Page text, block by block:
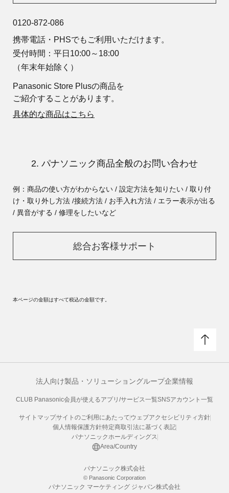
0120-872-086
携帯電話・PHSでもご利用いただけます。
受付時間：平日10:00～18:00
（年末年始除く）
Panasonic Store Plusの商品を
ご紹介することがあります。
具体的な商品はこちら
2. パナソニック商品全般のお問い合わせ
例：商品の使い方がわからない / 設定方法を知りたい / 取り付
け・取り外し方法 /接続方法 / お手入れ方法 / エラー表示が出る
/ 異音がする / 修理をしたいなど
総合お客様サポート
本ページの金額はすべて税込の金額です。
法人向け製品・ソリューショングループ企業情報
CLUB Panasonic会員が使えるアプリ/サービス一覧SNSアカウント一覧
サイトマップサイトのご利用にあたって ウェブアクセシビリティ方針
個人情報保護方針特定商取引法に基づく表記
パナソニックホールディングス
Area/Country
パナソニック株式会社
© Panasonic Corporation
パナソニック マーケティング ジャパン株式会社